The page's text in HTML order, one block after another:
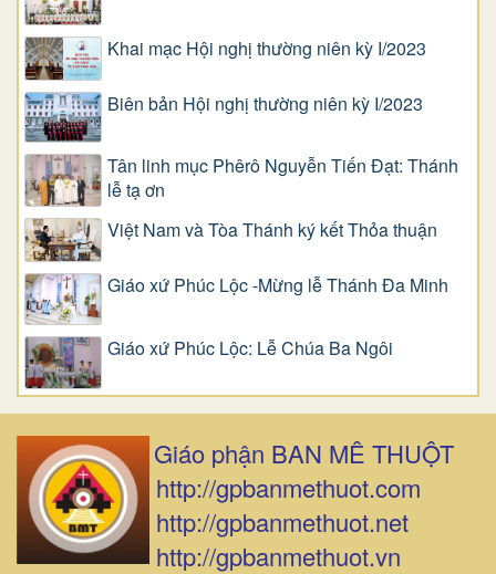
Khai mạc Hội nghị thường niên kỳ I/2023
Biên bản Hội nghị thường niên kỳ I/2023
Tân linh mục Phêrô Nguyễn Tiến Đạt: Thánh
lễ tạ ơn
Việt Nam và Tòa Thánh ký kết Thỏa thuận
Giáo xứ Phúc Lộc -Mừng lễ Thánh Đa Minh
Giáo xứ Phúc Lộc: Lễ Chúa Ba Ngôi
Giáo phận BAN MÊ THUỘT
http://gpbanmethuot.com
http://gpbanmethuot.net
http://gpbanmethuot.vn